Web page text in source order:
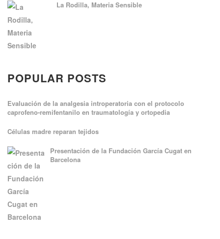
La Rodilla, Materia Sensible
POPULAR POSTS
Evaluación de la analgesia introperatoria con el protocolo
caprofeno-remifentanilo en traumatología y ortopedia
Células madre reparan tejidos
Presentación de la Fundación García Cugat en
Barcelona